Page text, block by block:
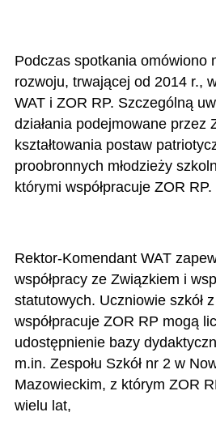
Podczas spotkania omówiono
rozwoju, trwającej od 2014 r.,
WAT i ZOR RP. Szczególną
działania podejmowane przez
kształtowania postaw
proobronnych młodzieży
którymi współpracuje ZOR RP.
Rektor-Komendant WAT
współpracy ze Związkiem i
statutowych. Uczniowie szkół
współpracuje ZOR RP mogą
udostępnienie bazy
m.in. Zespołu Szkół nr 2 w
Mazowieckim, z którym ZOR
wielu lat,